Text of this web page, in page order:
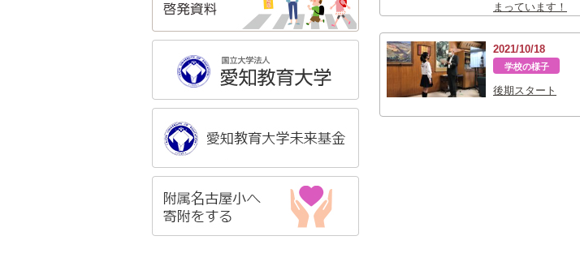
まっています！
2021/10/18
学校の様子
後期スタート